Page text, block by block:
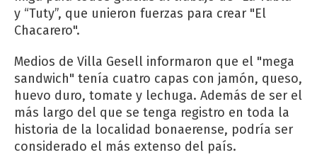
y “Tuty”, que unieron fuerzas para crear "El
Chacarero".
Medios de Villa Gesell informaron que el "mega
sandwich" tenía cuatro capas con jamón, queso,
huevo duro, tomate y lechuga. Además de ser el
más largo del que se tenga registro en toda la
historia de la localidad bonaerense, podría ser
considerado el más extenso del país.